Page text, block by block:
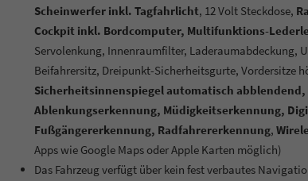
Scheinwerfer inkl. Tagfahrlicht, 12 Volt Steckdose,
Cockpit inkl. Bordcomputer, Multifunktions-
Servolenkung, Innenraumfilter, Laderaumabdeckung,
Beifahrersitz, Dreipunkt-Sicherheitsgurte, Vordersitze
Sicherheitsinnenspiegel automatisch
Ablenkungserkennung, Müdigkeitserkennung,
Fußgängererkennung, Radfahrererkennung,
Apps wie Google Maps oder Apple Karten möglich)
Das Fahrzeug verfügt über kein fest verbautes